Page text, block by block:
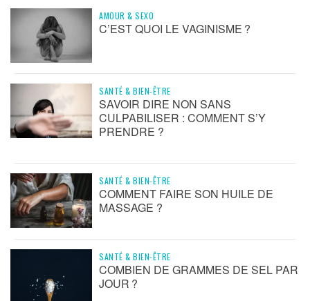
AMOUR & SEXO
C’EST QUOI LE VAGINISME ?
SANTÉ & BIEN-ÊTRE
SAVOIR DIRE NON SANS
CULPABILISER : COMMENT S’Y
PRENDRE ?
SANTÉ & BIEN-ÊTRE
COMMENT FAIRE SON HUILE DE
MASSAGE ?
SANTÉ & BIEN-ÊTRE
COMBIEN DE GRAMMES DE SEL PAR
JOUR ?